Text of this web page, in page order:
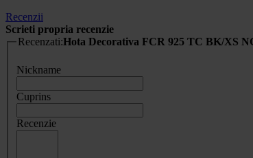
Recenzii
Scrieti propria recenzie
Recenzati:Hota Decorativa FCR 925 TC BK/XS
Nickname
Cuprins
Recenzie